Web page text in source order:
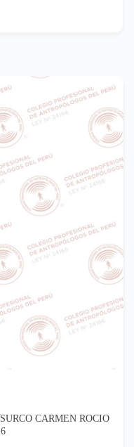
CARMEN ROCIO